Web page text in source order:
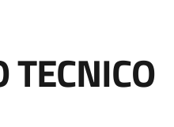
TECNICO